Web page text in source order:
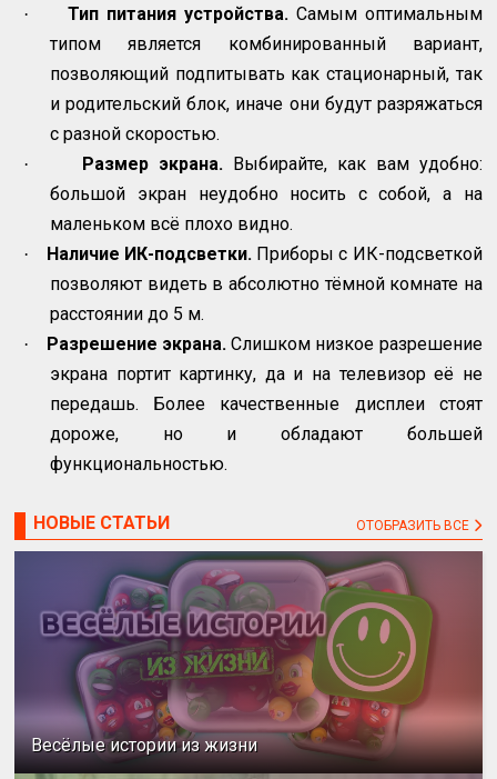
· Тип питания устройства. Самым оптимальным
типом является комбинированный вариант,
позволяющий подпитывать как стационарный, так
и родительский блок, иначе они будут разряжаться
с разной скоростью.
· Размер экрана. Выбирайте, как вам удобно:
большой экран неудобно носить с собой, а на
маленьком всё плохо видно.
· Наличие ИК-подсветки. Приборы с ИК-подсветкой
позволяют видеть в абсолютно тёмной комнате на
расстоянии до 5 м.
· Разрешение экрана. Слишком низкое разрешение
экрана портит картинку, да и на телевизор её не
передашь. Более качественные дисплеи стоят
дороже, но и обладают большей
функциональностью.
НОВЫЕ СТАТЬИ ОТОБРАЗИТЬ ВСЕ
Весёлые истории из жизни